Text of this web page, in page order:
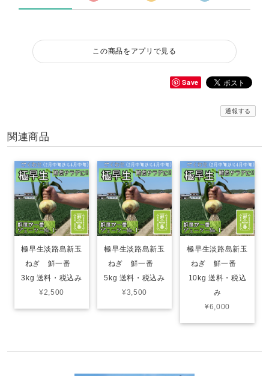
この商品をアプリで見る
Save
通報する
関連商品
極早生淡路島新玉
ねぎ 鮮一番
3kg 送料・税込み
¥2,500
極早生淡路島新玉
ねぎ 鮮一番
5kg 送料・税込み
¥3,500
極早生淡路島新玉
ねぎ 鮮一番
10kg 送料・税込
み
¥6,000